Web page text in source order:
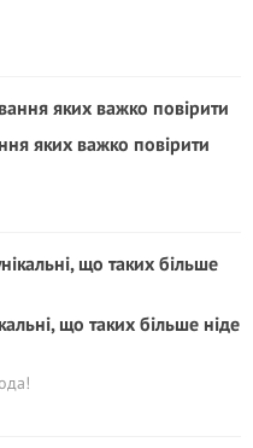
яких важко повірити
що таких більше ніде